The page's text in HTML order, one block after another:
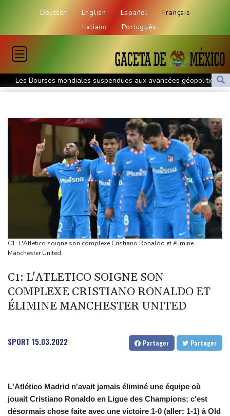
Deutsch English Español
Français
Italiano
Português
Les Bourses mondiales suspendues aux avancées géopolitiques,
nouveaux records en Europe
géopolitiques
Foot: Mohamed Salah s'engage pour deux saisons avec
Trabzonspor
Bourse : l'Europe bat toujours des records dans l'espoir d'un
accord
Droits TV: la Liga échappe à BeIN Sports au profit de DAZN et
Léon XIV rencontre de jeunes Européens à Assise
La Corée du Nord a tiré un missile balistique en direction de la
mer du Japon, selon l'armée sud-coréenne
condamné à la prison à perpétuité
Corse: le FLNC rejette la "mascarade" de l'autonomie et menace
les "envahisseurs" venant vivre sur l'île
ans de défier le temps
C1: L'Atletico soigne son complexe Cristiano Ronaldo et élimine
Manchester United
C1: L'ATLETICO SOIGNE SON
COMPLEXE CRISTIANO RONALDO ET
ÉLIMINE MANCHESTER UNITED
SPORT 15.03.2022 Partager Partager
L'Atlético Madrid n'avait jamais éliminé une équipe où
jouait Cristiano Ronaldo en Ligue des Champions: c'est
désormais chose faite avec une victoire 1-0 (aller: 1-1) à Old